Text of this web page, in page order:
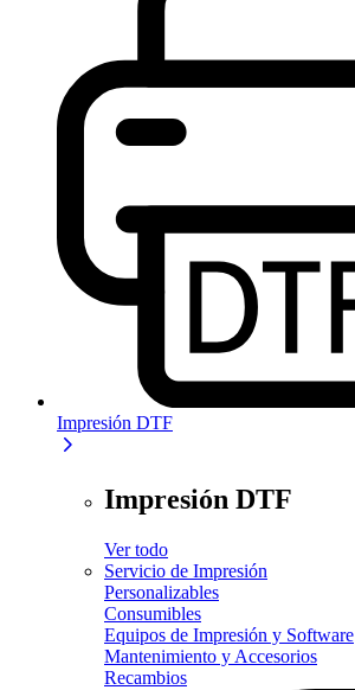
Impresión DTF
Impresión DTF
Ver todo
Servicio de Impresión
Personalizables
Consumibles
Equipos de Impresión y Software
Mantenimiento y Accesorios
Recambios